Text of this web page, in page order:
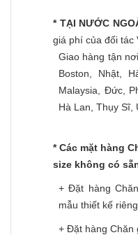
* TẠI NƯỚC
giá phí của đối tác
Giao hàng tận
Boston, Nhật,
Malaysia, Đức,
Hà Lan, Thụy Sĩ,
* Các mặt hàng
size không có
+ Đặt hàng
mẫu thiết kế
+ Đặt hàng Chăn